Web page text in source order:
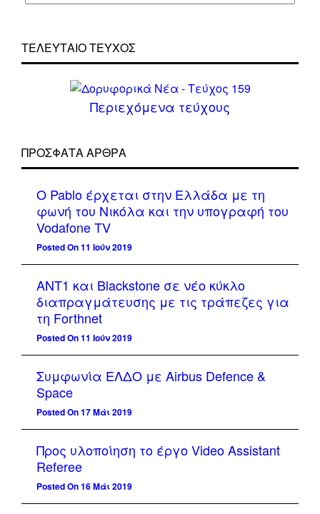
ΤΕΛΕΥΤΑΙΟ ΤΕΥΧΟΣ
Περιεχόμενα τεύχους
ΠΡΌΣΦΑΤΑ ΆΡΘΡΑ
Ο Pablo έρχεται στην Ελλάδα με τη
φωνή του Νικόλα και την υπογραφή του
Vodafone TV
Posted On 11 Ιούν 2019
ΑΝΤ1 και Blackstone σε νέο κύκλο
διαπραγμάτευσης με τις τράπεζες για
τη Forthnet
Posted On 11 Ιούν 2019
Συμφωνία ΕΛΔΟ με Airbus Defence &
Space
Posted On 17 Μάι 2019
Προς υλοποίηση το έργο Video Assistant
Referee
Posted On 16 Μάι 2019